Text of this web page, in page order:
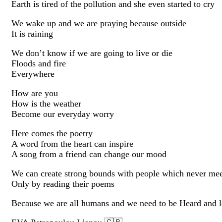
Earth is tired of the pollution and she even started to cry
We wake up and we are praying because outside
It is raining
We don’t know if we are going to live or die
Floods and fire
Everywhere
How are you
How is the weather
Become our everyday worry
Here comes the poetry
A word from the heart can inspire
A song from a friend can change our mood
We can create strong bounds with people which never
Only by reading their poems
Because we are all humans and we need to be Heard and